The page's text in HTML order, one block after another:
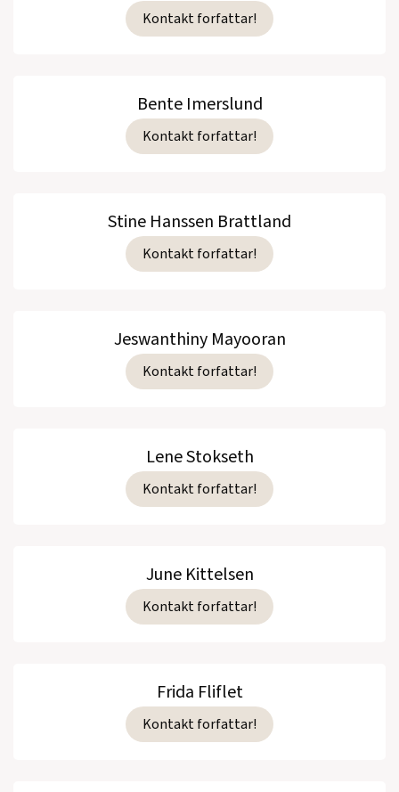
Kontakt forfattar!
Bente Imerslund
Kontakt forfattar!
Stine Hanssen Brattland
Kontakt forfattar!
Jeswanthiny Mayooran
Kontakt forfattar!
Lene Stokseth
Kontakt forfattar!
June Kittelsen
Kontakt forfattar!
Frida Fliflet
Kontakt forfattar!